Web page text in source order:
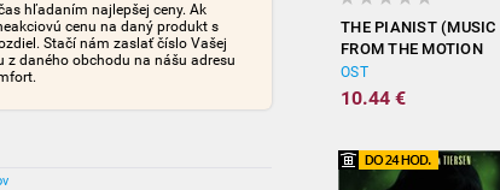
hľadaním najlepšej ceny. Ak
cenu na daný produkt s
Stačí nám zaslať číslo Vašej
daného obchodu na nášu adresu
THE PIANIST (MUSIC
FROM THE MOTION
PICTURE)
OST
10.44 €